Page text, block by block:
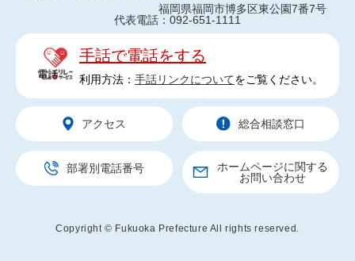
福岡県福岡市博多区東公園7番7号
代表電話：092-651-1111
手話で電話をする
利用方法： 手話リンクについてをご覧ください。
アクセス 総合相談窓口
部署別電話番号
ホームページに関する
お問い合わせ
Copyright © Fukuoka Prefecture All rights reserved.